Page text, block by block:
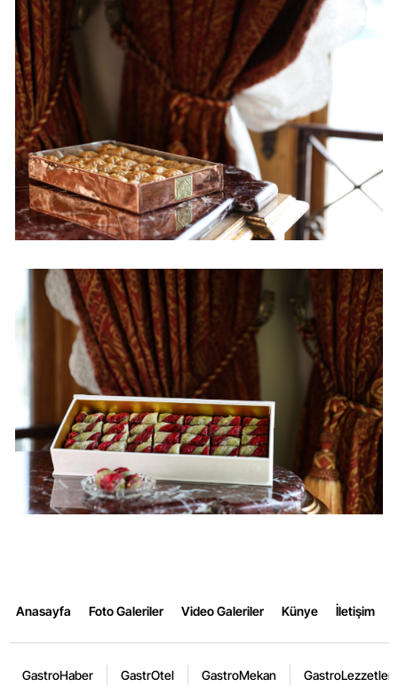
Anasayfa Foto Galeriler Video Galeriler Künye İletişim
GastroHaber GastrOtel GastroMekan GastroLezzetler